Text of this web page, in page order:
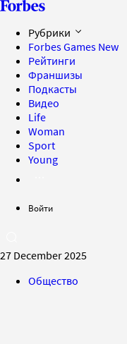
Рубрики
Forbes Games New
Рейтинги
Франшизы
Подкасты
Видео
Life
Woman
Sport
Young
Войти
27 December 2025
Общество